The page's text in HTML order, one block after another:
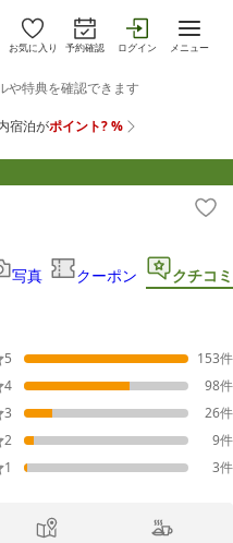
お気に入り 予約確認 ログイン メニュー
写真 クーポン クチコミ
5 153件
4
98件
3
26件
2
9件
1
3件